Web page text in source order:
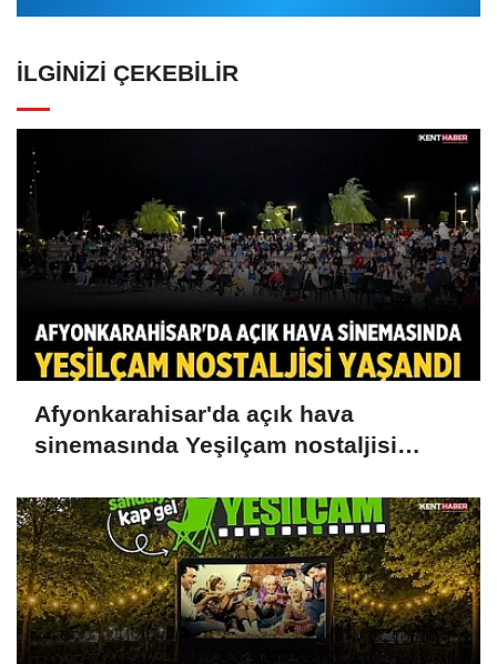
İLGINIZI ÇEKEBILIR
Afyonkarahisar'da açık hava
sinemasında Yeşilçam nostaljisi